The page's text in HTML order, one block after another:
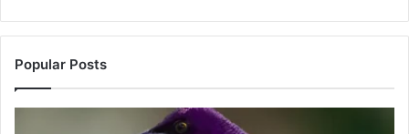
Popular Posts